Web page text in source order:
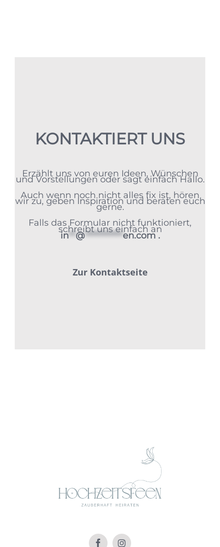
KONTAKTIERT UNS
Erzählt uns von euren Ideen, Wünschen
und Vorstellungen oder sagt einfach Hallo.
Auch wenn noch nicht alles fix ist, hören
wir zu, geben Inspiration und beraten euch
gerne.
Falls das Formular nicht funktioniert,
schreibt uns einfach an
in**@***********en.com.
Zur Kontaktseite